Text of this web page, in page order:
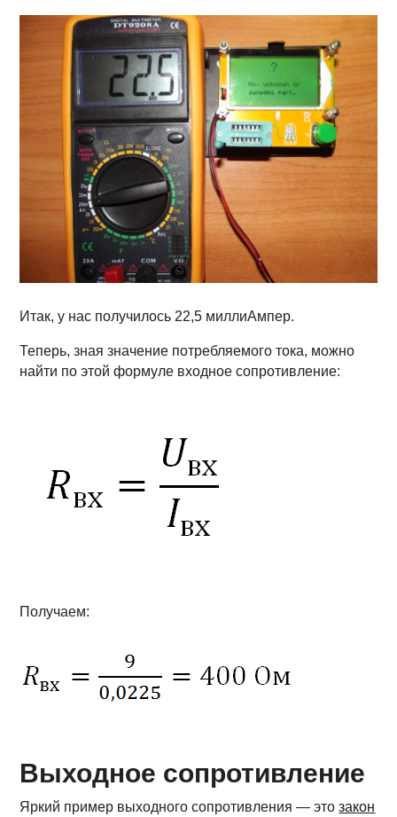
Итак, у нас получилось 22,5 миллиАмпер.
Теперь, зная значение потребляемого тока, можно
найти по этой формуле входное сопротивление:
Получаем:
Выходное сопротивление
Яркий пример выходного сопротивления — этозакон